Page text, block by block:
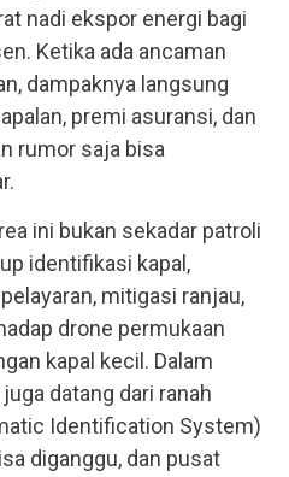
nadi ekspor energi bagi
Ketika ada ancaman
dampaknya langsung
premi asuransi, dan
rumor saja bisa
ini bukan sekadar patroli
identifikasi kapal,
mitigasi ranjau,
drone permukaan
kapal kecil. Dalam
datang dari ranah
Identification System)
diganggu, dan pusat